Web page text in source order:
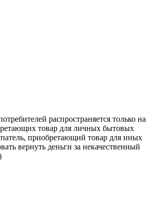
распространяется только на
товар для личных бытовых
приобретающий товар для иных
вернуть деньги за некачественный